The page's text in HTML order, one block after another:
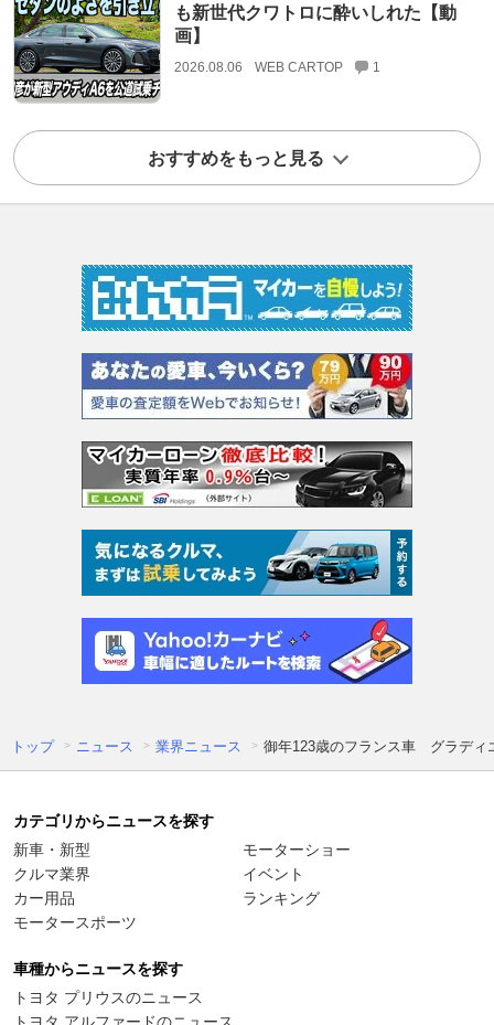
も新世代クワトロに酔いしれた【動
画】
2026.08.06 WEB CARTOP 1
おすすめをもっと見る
トップ ニュース 業界ニュース 御年123歳のフランス車 グラデ
カテゴリからニュースを探す
新車・新型
クルマ業界
カー用品
モータースポーツ
モーターショー
イベント
ランキング
車種からニュースを探す
トヨタ プリウスのニュース